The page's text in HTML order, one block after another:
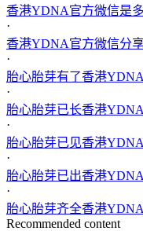
香港YDNA官方微信是
·
香港YDNA官方微信分
·
胎心胎芽有了香港
·
胎心胎芽已长香港
·
胎心胎芽已见香港
·
胎心胎芽已出香港
·
胎心胎芽齐全香港
Recommended content